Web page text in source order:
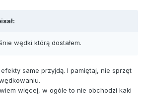
wędki którą dostałem.
efekty same przyjdą. I pamiętaj, nie sprzęt
więcej, w ogóle to nie obchodzi kaki